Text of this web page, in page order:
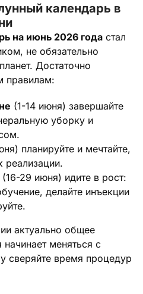
календарь в
на июнь 2026 года стал
не обязательно
Достаточно
правилам:
(1-14 июня) завершайте
уборку и
планируйте и мечтайте,
реализации.
(16-29 июня) идите в рост:
делайте инъекции
актуально общее
начинает меняться с
сверяйте время процедур